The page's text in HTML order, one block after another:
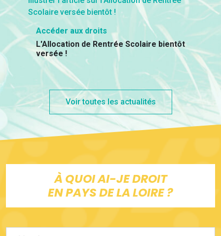
Accéder aux droits
L'Allocation de Rentrée Scolaire bientôt
versée !
Voir toutes les actualités
À QUOI AI-JE DROIT
EN PAYS DE LA LOIRE ?